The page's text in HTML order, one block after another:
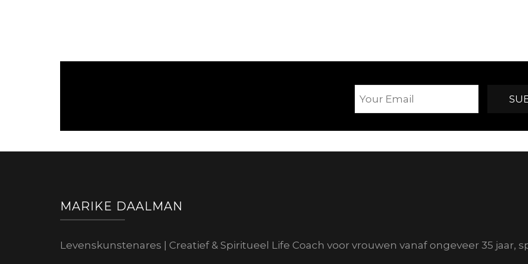
MARIKE DAALMAN
Levenskunstenares | Creatief & Spiritueel Life Coach voor vrouwen vanaf ongeveer 35 jaar,